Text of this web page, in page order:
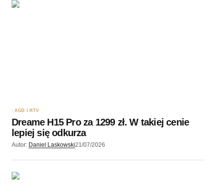
AGD I RTV
Dreame H15 Pro za 1299 zł. W takiej cenie
lepiej się odkurza
Autor: Daniel Laskowski21/07/2026